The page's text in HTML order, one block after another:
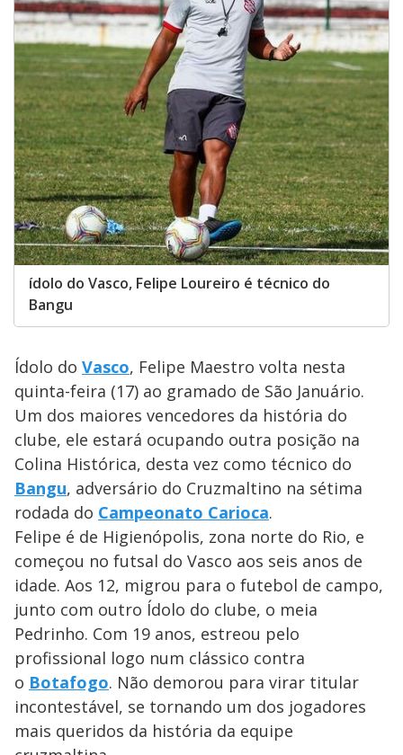
ídolo do Vasco, Felipe Loureiro é técnico do
Bangu
Ídolo do Vasco, Felipe Maestro volta nesta
quinta-feira (17) ao gramado de São Januário.
Um dos maiores vencedores da história do
clube, ele estará ocupando outra posição na
Colina Histórica, desta vez como técnico do
Bangu, adversário do Cruzmaltino na sétima
rodada do Campeonato Carioca.
Felipe é de Higienópolis, zona norte do Rio, e
começou no futsal do Vasco aos seis anos de
idade. Aos 12, migrou para o futebol de campo,
junto com outro Ídolo do clube, o meia
Pedrinho. Com 19 anos, estreou pelo
profissional logo num clássico contra
o Botafogo. Não demorou para virar titular
incontestável, se tornando um dos jogadores
mais queridos da história da equipe